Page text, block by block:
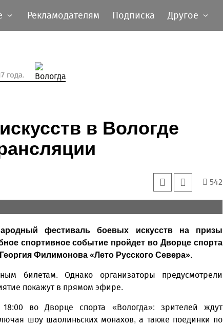
Рекламодателям Подписка Другое
года.
в Вологде
542
фестиваль боевых искусств на призы
спортивное событие пройдет во Дворце спорта
Филимонова «Лето Русского Севера».
билетам. Однако организаторы предусмотрели
покажут в прямом эфире.
во Дворце спорта «Вологда»: зрителей ждут
шоу шаолиньских монахов, а также поединки по